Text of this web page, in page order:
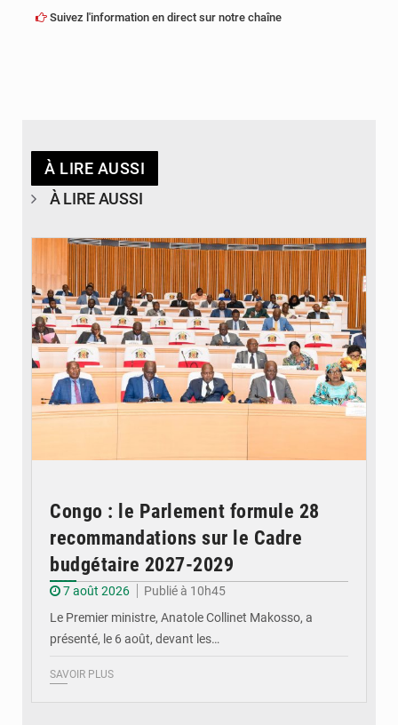
Suivez l'information en direct sur notre chaîne
À LIRE AUSSI
À LIRE AUSSI
Congo : le Parlement formule 28
recommandations sur le Cadre
budgétaire 2027-2029
7 août 2026
Publié à 10h45
Le Premier ministre, Anatole Collinet Makosso, a
présenté, le 6 août, devant les…
SAVOIR PLUS